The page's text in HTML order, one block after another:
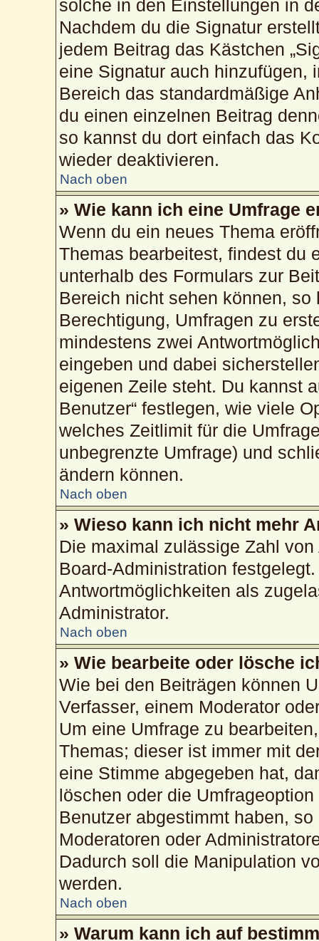
solche in den Einstellungen in
Nachdem du die Signatur
jedem Beitrag das Kästchen
eine Signatur auch hinzufügen,
Bereich das standardmäßige
du einen einzelnen Beitrag
so kannst du dort einfach das
wieder deaktivieren.
Nach oben
» Wie kann ich eine Umfrage
Wenn du ein neues Thema
Themas bearbeitest, findest du
unterhalb des Formulars zur
Bereich nicht sehen können,
Berechtigung, Umfragen zu
mindestens zwei
eingeben und dabei
eigenen Zeile steht. Du kannst
Benutzer“ festlegen, wie viele
welches Zeitlimit für die
unbegrenzte Umfrage) und
ändern können.
Nach oben
» Wieso kann ich nicht mehr
Die maximal zulässige Zahl
Board-Administration
Antwortmöglichkeiten als
Administrator.
Nach oben
» Wie bearbeite oder lösche
Wie bei den Beiträgen können
Verfasser, einem Moderator
Um eine Umfrage zu
Themas; dieser ist immer mit
eine Stimme abgegeben hat,
löschen oder die
Benutzer abgestimmt haben,
Moderatoren oder
Dadurch soll die Manipulation
werden.
Nach oben
» Warum kann ich auf